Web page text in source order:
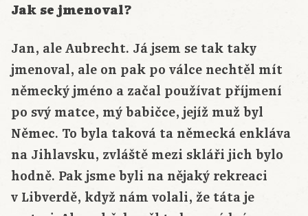
Jak se jmenoval?
Jan, ale Aubrecht. Já jsem se tak taky
jmenoval, ale on pak po válce nechtěl mít
německý jméno a začal používat příjmení
po svý matce, mý babičce, jejíž muž byl
Němec. To byla taková ta německá enkláva
na Jihlavsku, zvláště mezi skláři jich bylo
hodně. Pak jsme byli na nějaký rekreaci
v Libverdě, když nám volali, že táta je